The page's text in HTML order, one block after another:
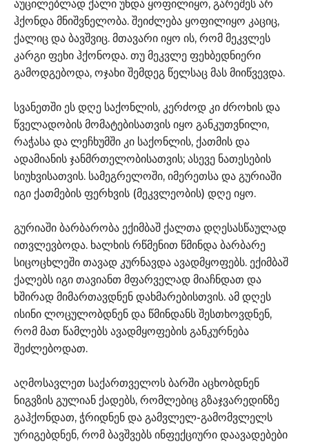
აუცილებლად ქალი უნდა ყოფილიყო, გარეშეს არ
ჰქონდა მნიშვნელობა. შეიძლება ყოფილიყო კაციც,
ქალიც და ბავშვიც. მთავარი იყო ის, რომ მეკვლეს
კარგი ფეხი ჰქონოდა. თუ მეკვლე ფეხბედნიერი
გამოდგებოდა, ოჯახი შემდეგ წელსაც მას მიიწვევდა.
სვანეთში ეს დღე საქონლის, კერძოდ კი ძროხის და
წველადობის მომატებისათვის იყო განკუთვნილი,
რაჭასა და ლეჩხუმში კი საქონლის, ქათმის და
ადამიანის ჯანმრთელობისათვის; ასევე ნათესების
სიუხვისათვის. სამეგრელოში, იმერეთსა და გურიაში
იგი ქათმების ფერხვის (მეკვლეობის) დღე იყო.
გურიაში ბარბარობა ექიმბაშ ქალთა დღესასწაულად
ითვლევბოდა. ხალხის რწმენით წმინდა ბარბარე
სიცოცხლეში თავად კურნავდა ავადმყოფებს. ექიმბაშ
ქალებს იგი თავიანთ მფარველად მიაჩნდათ და
ხშირად მიმართავდნენ დახმარებისთვის. ამ დღეს
ისინი ლოცულობდნენ და წმინდანს შესთხოვდნენ,
რომ მათ წამლებს ავადმყოფების განკურნება
შეძლებოდათ.
აღმოსავლეთ საქართველოს ბარში აცხობდნენ
ნიგვზის გულიან ქადებს, რომლებიც გზაჯვარედინზე
გაჰქონდათ, ჭრიდნენ და გამვლელ-გამომვლელს
ურიგებდნენ, რომ ბავშვებს ინფექციური დაავადებები